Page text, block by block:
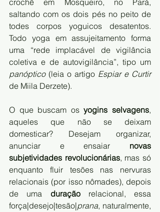
crochê em Mosqueiro, no Pará,
saltando com os dois pés no peito de
todes corpos yoguicos desatentos.
Todo yoga em assujeitamento forma
uma “rede implacável de vigilância
panóptico (leia o artigo Espiar e Curtir
de Miila Derzete).
O que buscam os yogins selvagens,
aqueles que não se deixam
domesticar? Desejam organizar,
anunciar e ensaiar novas
subjetividades revolucionárias, mas só
enquanto fluir tesões nas nervuras
relacionais (por isso nômades), depois
de uma duração relacional, essa
força|desejo|tesão|prana, naturalmente,